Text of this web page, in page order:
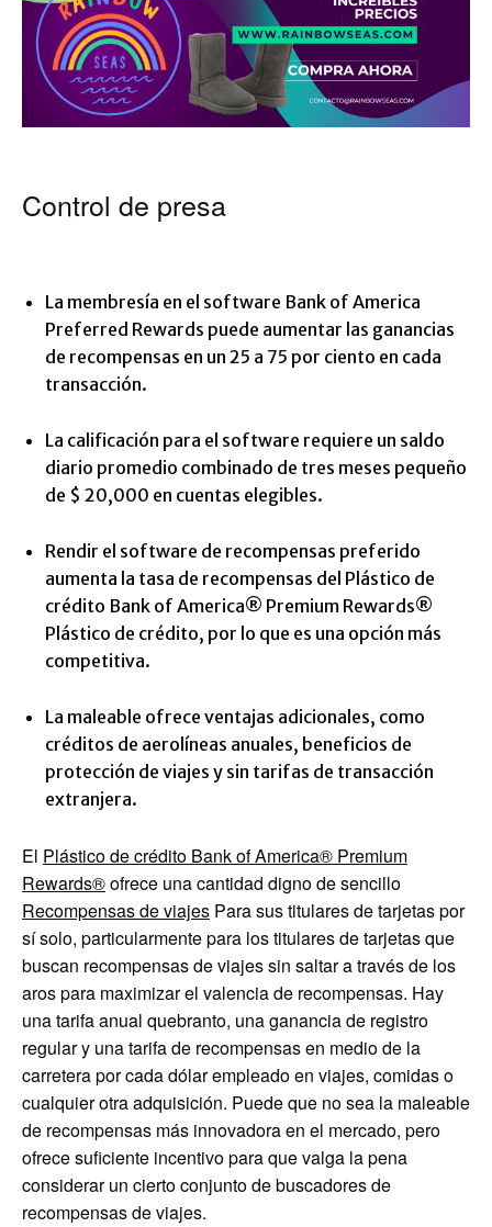
Control de presa
La membresía en el software Bank of America
Preferred Rewards puede aumentar las ganancias
de recompensas en un 25 a 75 por ciento en cada
transacción.
La calificación para el software requiere un saldo
diario promedio combinado de tres meses pequeño
de $ 20,000 en cuentas elegibles.
Rendir el software de recompensas preferido
aumenta la tasa de recompensas del Plástico de
crédito Bank of America® Premium Rewards®
Plástico de crédito, por lo que es una opción más
competitiva.
La maleable ofrece ventajas adicionales, como
créditos de aerolíneas anuales, beneficios de
protección de viajes y sin tarifas de transacción
extranjera.
El Plástico de crédito Bank of America® Premium
Rewards®ofrece una cantidad digno de sencillo
Recompensas de viajes Para sus titulares de tarjetas por
sí solo, particularmente para los titulares de tarjetas que
buscan recompensas de viajes sin saltar a través de los
aros para maximizar el valencia de recompensas. Hay
una tarifa anual quebranto, una ganancia de registro
regular y una tarifa de recompensas en medio de la
carretera por cada dólar empleado en viajes, comidas o
cualquier otra adquisición. Puede que no sea la maleable
de recompensas más innovadora en el mercado, pero
ofrece suficiente incentivo para que valga la pena
considerar un cierto conjunto de buscadores de
recompensas de viajes.